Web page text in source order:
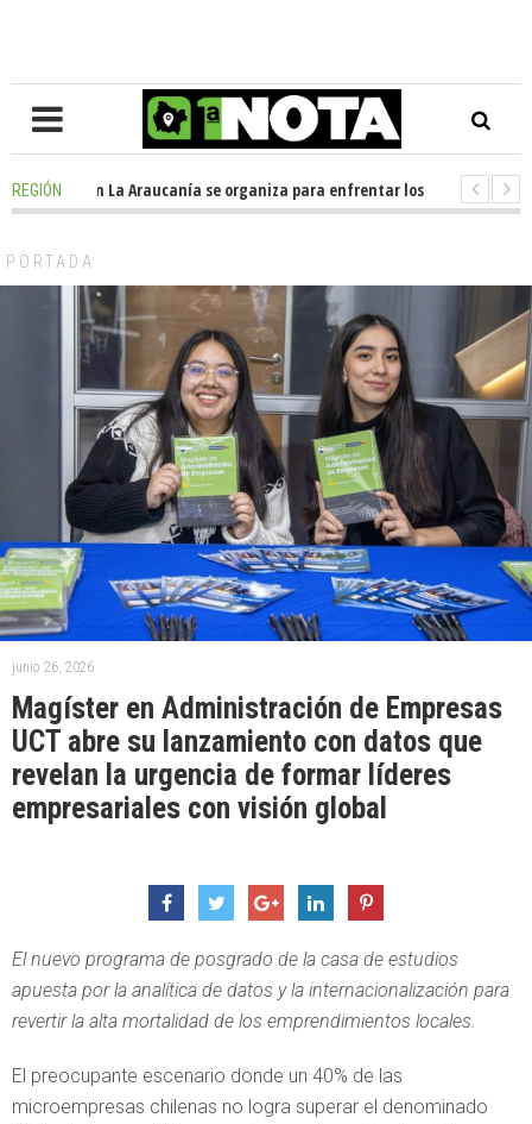
REGIÓN en La Araucanía se organiza para enfrentar los impactos de la
PORTADA
junio 26, 2026
Magíster en Administración de Empresas
UCT abre su lanzamiento con datos que
revelan la urgencia de formar líderes
empresariales con visión global
El nuevo programa de posgrado de la casa de estudios
apuesta por la analítica de datos y la internacionalización para
revertir la alta mortalidad de los emprendimientos locales.
​El preocupante escenario donde un 40% de las
microempresas chilenas no logra superar el denominado